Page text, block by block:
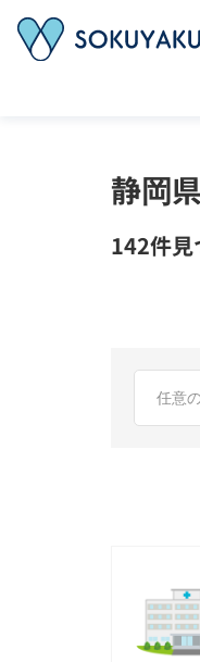
静岡
142件見